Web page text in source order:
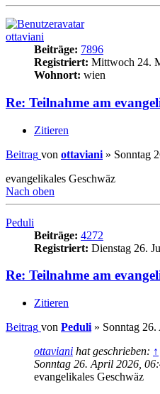
ottaviani
Beiträge: 7896
Registriert: Mittwoch 24.
Wohnort: wien
Re: Teilnahme am
Zitieren
Beitrag von ottaviani » Sonntag
evangelikales Geschwäz
Nach oben
Peduli
Beiträge: 4272
Registriert: Dienstag 26.
Re: Teilnahme am
Zitieren
Beitrag von Peduli » Sonntag
ottaviani hat geschrieben: ↑
Sonntag 26. April 2026,
evangelikales Geschwäz